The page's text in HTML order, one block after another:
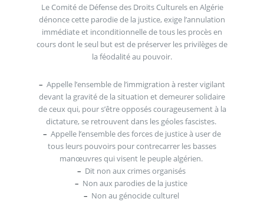
Le Comité de Défense des Droits Culturels en Algérie
dénonce cette parodie de la justice, exige l’annulation
immédiate et inconditionnelle de tous les procès en
cours dont le seul but est de préserver les privilèges de
la féodalité au pouvoir.
– Appelle l’ensemble de l’immigration à rester vigilant
devant la gravité de la situation et demeurer solidaire
de ceux qui, pour s’être opposés courageusement à la
dictature, se retrouvent dans les géoles fascistes.
– Appelle l’ensemble des forces de justice à user de
tous leurs pouvoirs pour contrecarrer les basses
manœuvres qui visent le peuple algérien.
– Dit non aux crimes organisés
– Non aux parodies de la justice
– Non au génocide culturel